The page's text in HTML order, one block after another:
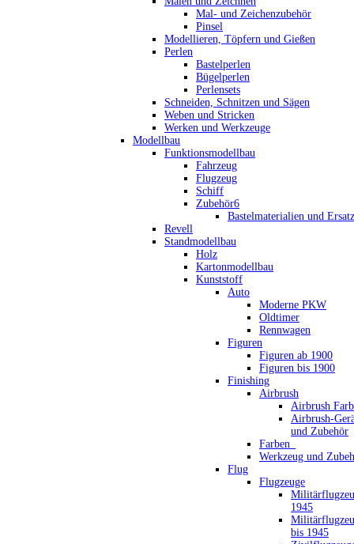
Mal- und Zeichenzubehör
Pinsel
Modellieren, Töpfern und Gießen
Perlen
Bastelperlen
Bügelperlen
Perlensets
Schneiden, Schnitzen und Sägen
Weben und Stricken
Werken und Werkzeuge
Modellbau
Funktionsmodellbau
Fahrzeug
Flugzeug
Schiff
Zubehör6
Bastelmaterialien und
Revell
Standmodellbau
Holz
Kartonmodellbau
Kunststoff
Auto
Moderne PKW
Oldtimer
Rennwagen
Figuren
Figuren ab 1900
Figuren bis 1900
Finishing
Airbrush
Airbrush
Airbrush-
und Zubehör
Farben_
Werkzeug und
Flug
Flugzeuge
1945
bis 1945